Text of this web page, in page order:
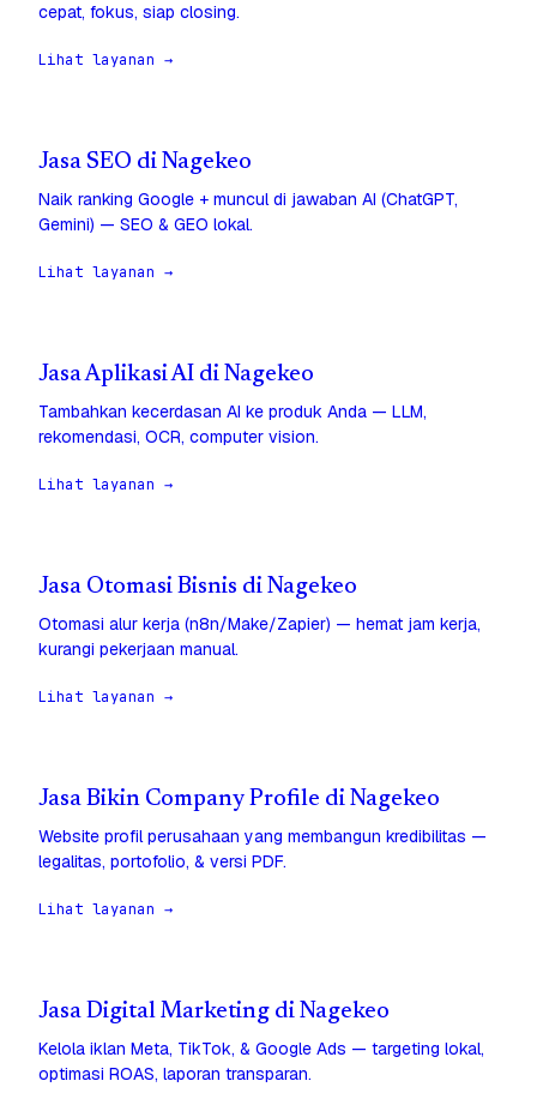
cepat, fokus, siap closing.
Lihat layanan →
Jasa SEO di Nagekeo
Naik ranking Google + muncul di jawaban AI (ChatGPT,
Gemini) — SEO & GEO lokal.
Lihat layanan →
Jasa Aplikasi AI di Nagekeo
Tambahkan kecerdasan AI ke produk Anda — LLM,
rekomendasi, OCR, computer vision.
Lihat layanan →
Jasa Otomasi Bisnis di Nagekeo
Otomasi alur kerja (n8n/Make/Zapier) — hemat jam kerja,
kurangi pekerjaan manual.
Lihat layanan →
Jasa Bikin Company Profile di Nagekeo
Website profil perusahaan yang membangun kredibilitas —
legalitas, portofolio, & versi PDF.
Lihat layanan →
Jasa Digital Marketing di Nagekeo
Kelola iklan Meta, TikTok, & Google Ads — targeting lokal,
optimasi ROAS, laporan transparan.